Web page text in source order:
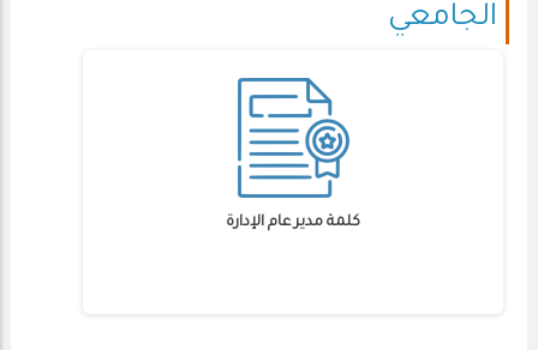
الجامعي
كلمة مدير عام الإدارة